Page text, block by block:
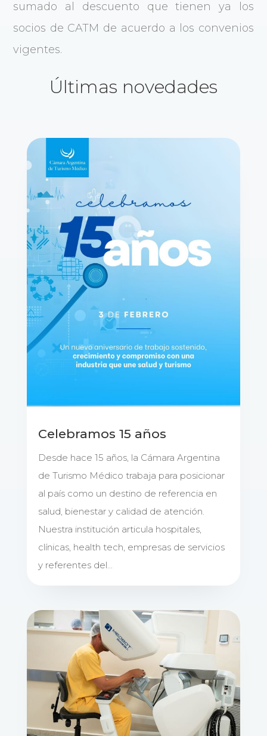
sumado al descuento que tienen ya los
socios de CATM de acuerdo a los convenios
vigentes.
Últimas novedades
Celebramos 15 años
Desde hace 15 años, la Cámara Argentina
de Turismo Médico trabaja para posicionar
al país como un destino de referencia en
salud, bienestar y calidad de atención.
Nuestra institución articula hospitales,
clínicas, health tech, empresas de servicios
y referentes del...